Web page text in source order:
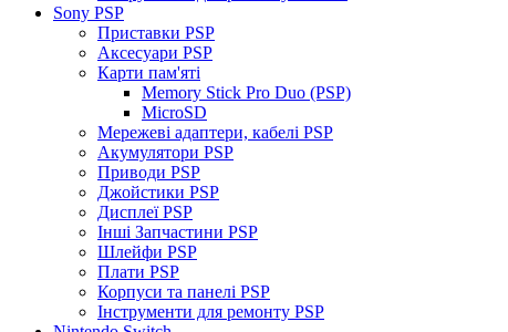
Sony PSP
Приставки PSP
Аксесуари PSP
Карти пам'яті
Memory Stick Pro Duo (PSP)
MicroSD
Мережеві адаптери, кабелі PSP
Акумулятори PSP
Приводи PSP
Джойстики PSP
Дисплеї PSP
Інші Запчастини PSP
Шлейфи PSP
Плати PSP
Корпуси та панелі PSP
Інструменти для ремонту PSP